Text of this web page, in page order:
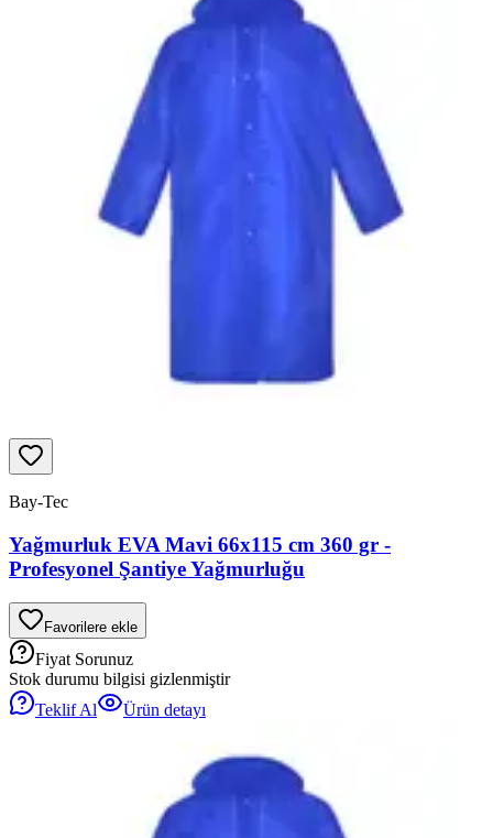
Bay-Tec
Yağmurluk EVA Mavi 66x115 cm 360 gr -
Profesyonel Şantiye Yağmurluğu
Favorilere ekle
Fiyat Sorunuz
Stok durumu bilgisi gizlenmiştir
Teklif Al
Ürün detayı